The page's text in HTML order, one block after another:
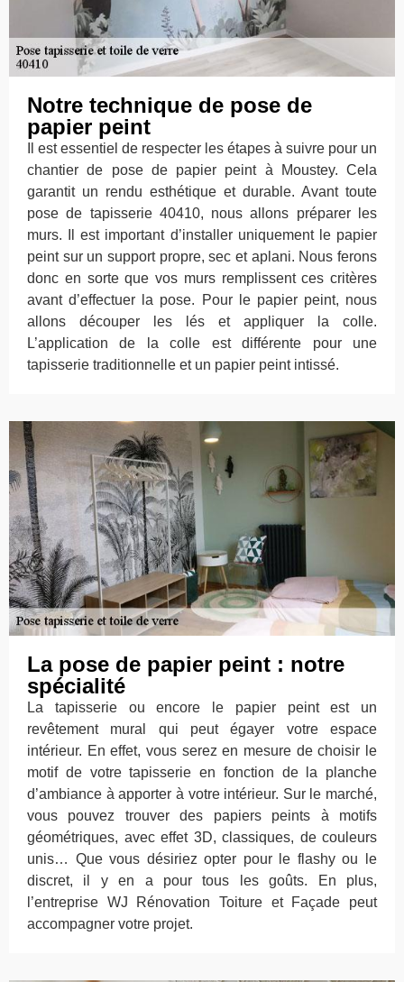
Notre technique de pose de
papier peint
Il est essentiel de respecter les étapes à suivre pour un
chantier de pose de papier peint à Moustey. Cela
garantit un rendu esthétique et durable. Avant toute
pose de tapisserie 40410, nous allons préparer les
murs. Il est important d’installer uniquement le papier
peint sur un support propre, sec et aplani. Nous ferons
donc en sorte que vos murs remplissent ces critères
avant d’effectuer la pose. Pour le papier peint, nous
allons découper les lés et appliquer la colle.
L’application de la colle est différente pour une
tapisserie traditionnelle et un papier peint intissé.
La pose de papier peint : notre
spécialité
La tapisserie ou encore le papier peint est un
revêtement mural qui peut égayer votre espace
intérieur. En effet, vous serez en mesure de choisir le
motif de votre tapisserie en fonction de la planche
d’ambiance à apporter à votre intérieur. Sur le marché,
vous pouvez trouver des papiers peints à motifs
géométriques, avec effet 3D, classiques, de couleurs
unis… Que vous désiriez opter pour le flashy ou le
discret, il y en a pour tous les goûts. En plus,
l’entreprise WJ Rénovation Toiture et Façade peut
accompagner votre projet.